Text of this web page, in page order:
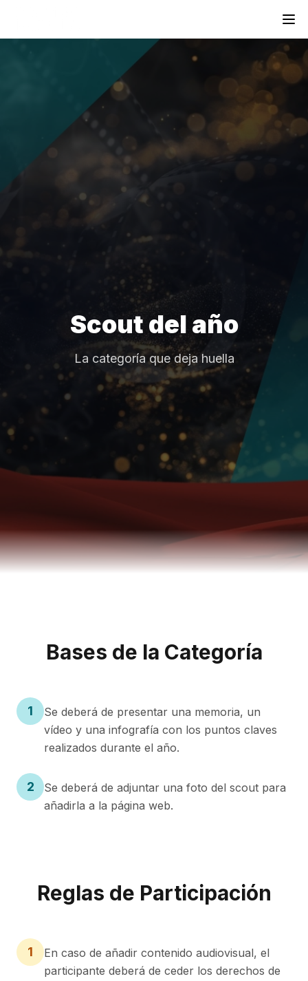
Scout del año
La categoría que deja huella
Bases de la Categoría
1
Se deberá de presentar una memoria, un
vídeo y una infografía con los puntos claves
realizados durante el año.
2
Se deberá de adjuntar una foto del scout para
añadirla a la página web.
Reglas de Participación
1
En caso de añadir contenido audiovisual, el
participante deberá de ceder los derechos de